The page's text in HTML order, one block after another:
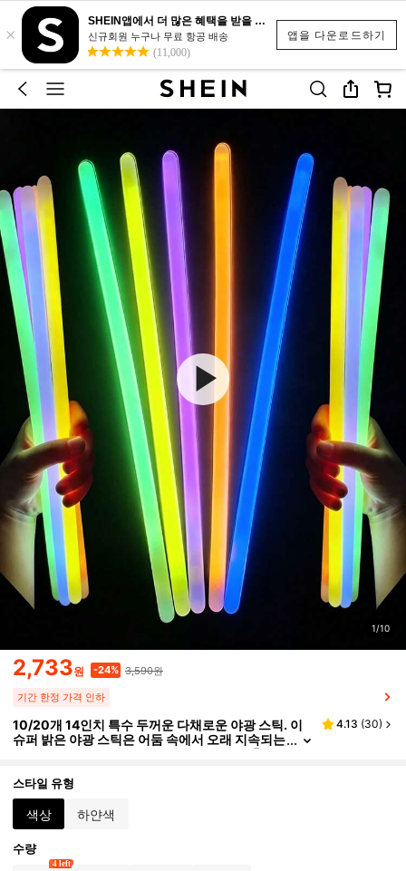
앱을 다운로드하기
×
SHEIN앱에서 더 많은 혜택을 받을 수 있어요.
신규회원 누구나 무료 항공 배송
(11,000)
1/10
2,733원 -24% 3,590원
기간 한정 가격 인하
10/20개 14인치 특수 두꺼운 다채로운 야광 스틱. 이
슈퍼 밝은 야광 스틱은 어둠 속에서 오래 지속되는
발광을 가지며, 파티, 결혼식, 콘서트, 생일, 축제,
파티 장식, 카니발 파티 용품 및 파티 장난감에 적합합
니다. 야광 파티 용품, 신년 파티 용품.
4.13 (30)
스타일 유형
색상 하얀색
수량
4 left